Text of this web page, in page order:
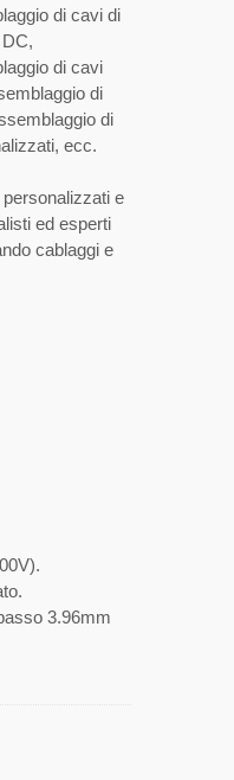
di cavi di
di cavi
di
di
ecc.
e
ed esperti
cablaggi e
3.96mm